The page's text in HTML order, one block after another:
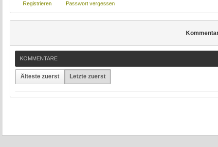
Registrieren Passwort vergessen
KOMMENTARE
Älteste zuerst Letzte zuerst